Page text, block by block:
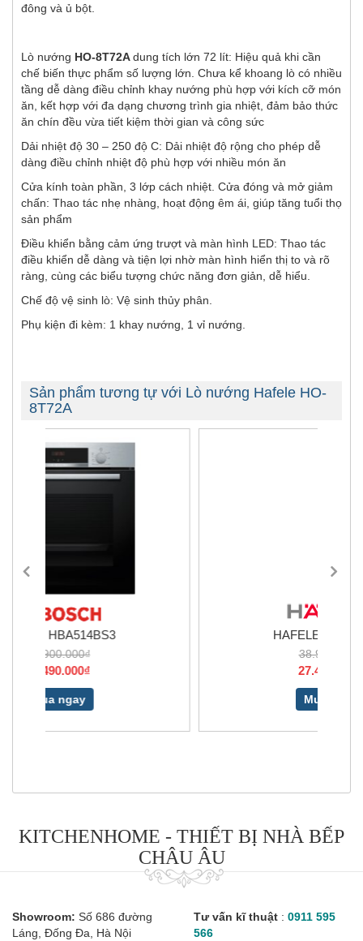
đông và ủ bột.
Lò nướng HO-8T72Adung tích lớn 72 lít: Hiệu quả khi cần
chế biến thực phẩm số lượng lớn. Chưa kể khoang lò có nhiều
tầng dễ dàng điều chỉnh khay nướng phù hợp với kích cỡ món
ăn, kết hợp với đa dạng chương trình gia nhiệt, đảm bảo thức
ăn chín đều vừa tiết kiệm thời gian và công sức
Dải nhiệt độ 30 – 250 độ C: Dải nhiệt độ rộng cho phép dễ
dàng điều chỉnh nhiệt độ phù hợp với nhiều món ăn
Cửa kính toàn phần, 3 lớp cách nhiệt. Cửa đóng và mở giảm
chấn: Thao tác nhẹ nhàng, hoạt động êm ái, giúp tăng tuổi thọ
sản phẩm
Điều khiển bằng cảm ứng trượt và màn hình LED: Thao tác
điều khiển dễ dàng và tiện lợi nhờ màn hình hiển thị to và rõ
ràng, cùng các biểu tượng chức năng đơn giản, dễ hiểu.
Chế độ vệ sinh lò: Vệ sinh thủy phân.
Phụ kiện đi kèm: 1 khay nướng, 1 vỉ nướng.
Sản phẩm tương tự với Lò nướng Hafele HO-
8T72A
KITCHENHOME - THIẾT BỊ NHÀ BẾP
CHÂU ÂU
Showroom: Số 686 đường
Láng, Đống Đa, Hà Nội
Tư vấn kĩ thuật : 0911 595
566